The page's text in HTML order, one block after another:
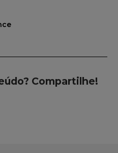
Compartilhe!